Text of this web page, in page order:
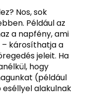
Nos, sok
Például az
a napfény, ami
károsíthatja a
jeleit. Ha
hogy
(például
alakulnak